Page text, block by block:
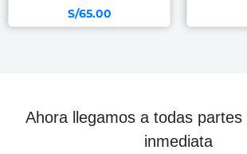
S/65.00
Ahora llegamos a todas
inmediata